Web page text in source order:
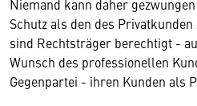
Niemand kann daher
Schutz als den des
sind Rechtsträger berechtigt -
Wunsch des professionellen
Gegenpartei - ihren Kunden als